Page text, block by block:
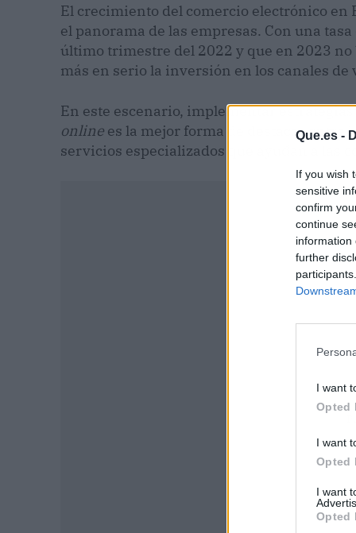
Que.es -
If you wish
sensitive
confirm
continue
information
further
I want
Opted
I want
Opted
I want
Opted
El crecimiento del comercio electrónico
el panorama de las empresas. Con una
último trimestre del 2022 y que en 2023 no
más en serio la inversión en los canales de
En este escenario, implementar
online es la mejor forma de destacar entre
servicios especializados que ayudan a las